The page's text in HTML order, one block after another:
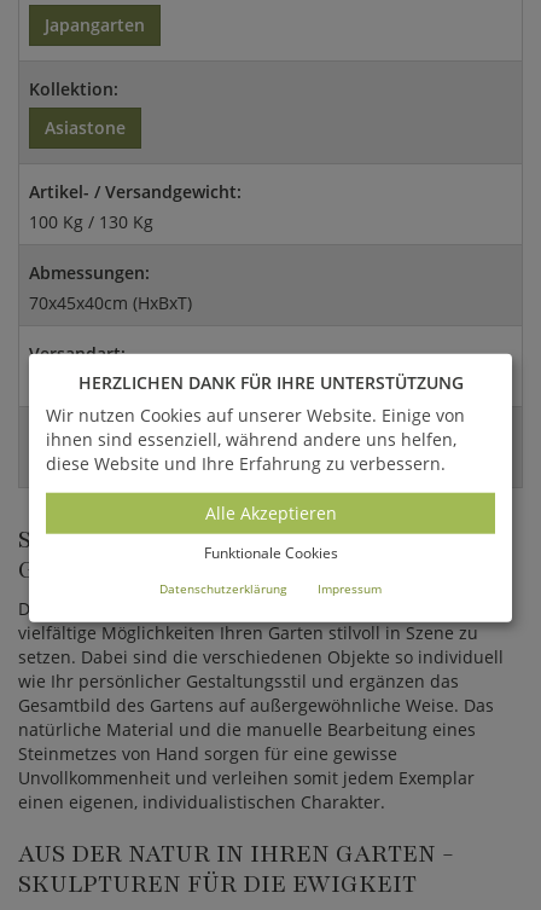
Japangarten
Kollektion:
Asiastone
Artikel- / Versandgewicht:
100 Kg / 130 Kg
Abmessungen:
70x45x40cm (HxBxT)
Versandart:
Spedition
EAN:
4056026169821
STILVOLLE SKULPTUREN FÜR DIE
GARTENGESTALTUNG
Die eindrucksvollen Skulpturen von GARTENTRAUM bieten
vielfältige Möglichkeiten Ihren Garten stilvoll in Szene zu
setzen. Dabei sind die verschiedenen Objekte so individuell
wie Ihr persönlicher Gestaltungsstil und ergänzen das
Gesamtbild des Gartens auf außergewöhnliche Weise. Das
natürliche Material und die manuelle Bearbeitung eines
Steinmetzes von Hand sorgen für eine gewisse
Unvollkommenheit und verleihen somit jedem Exemplar
einen eigenen, individualistischen Charakter.
AUS DER NATUR IN IHREN GARTEN -
SKULPTUREN FÜR DIE EWIGKEIT
HERZLICHEN DANK FÜR IHRE UNTERSTÜTZUNG
Wir nutzen Cookies auf unserer Website. Einige von
ihnen sind essenziell, während andere uns helfen,
diese Website und Ihre Erfahrung zu verbessern.
Alle Akzeptieren
Funktionale Cookies
Datenschutzerklärung Impressum